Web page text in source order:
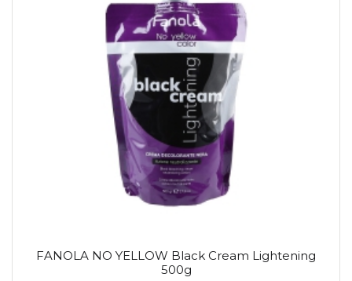
FANOLA NO YELLOW Black Cream Lightening
500g